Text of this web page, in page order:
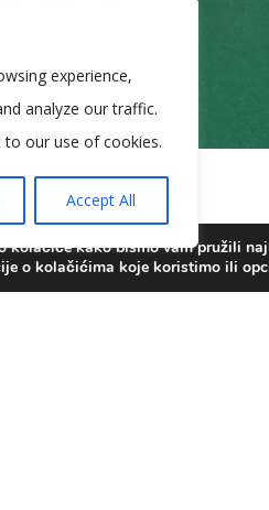
experience,
analyze our traffic.
to our use of cookies.
Accept All
kolačiće kako bismo vam pružili
o kolačićima koje koristimo ili